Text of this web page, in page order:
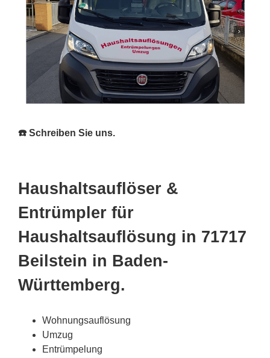
☎️ Schreiben Sie uns.
Haushaltsauflöser &
Entrümpler für
Haushaltsauflösung in 71717
Beilstein in Baden-
Württemberg.
Wohnungsauflösung
Umzug
Entrümpelung